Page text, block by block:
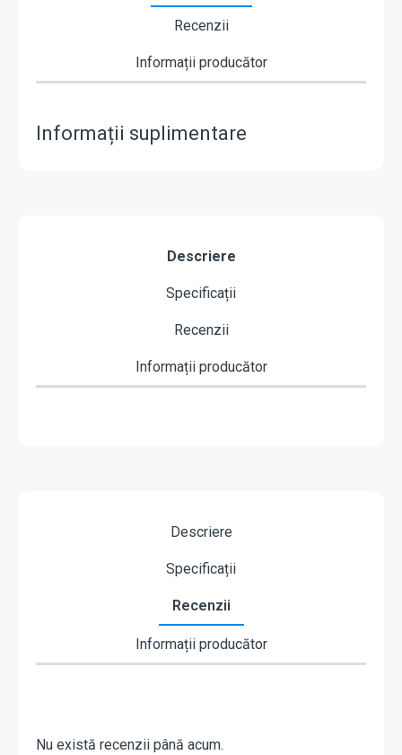
Recenzii
Informații producător
Informații suplimentare
Descriere
Specificații
Recenzii
Informații producător
Descriere
Specificații
Recenzii
Informații producător
Nu există recenzii până acum.